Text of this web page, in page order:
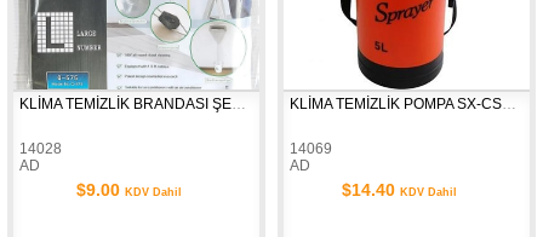
KLİMA TEMİZLİK BRANDASI ŞEFFAF ART-25575
14028
AD
$9.00 KDV Dahil
14069
AD
$14.40 KDV Dahil